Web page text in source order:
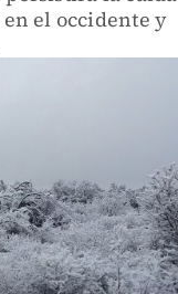
el occidente y